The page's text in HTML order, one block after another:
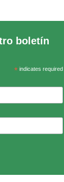
boletín
*indicates required